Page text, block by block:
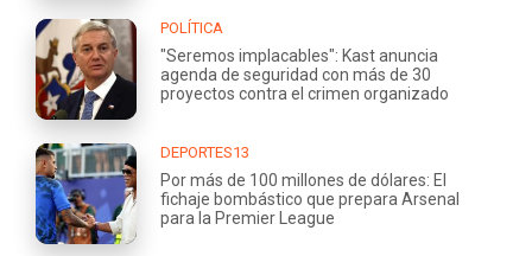
POLÍTICA
"Seremos implacables": Kast anuncia
agenda de seguridad con más de 30
proyectos contra el crimen organizado
DEPORTES13
Por más de 100 millones de dólares: El
fichaje bombástico que prepara Arsenal
para la Premier League